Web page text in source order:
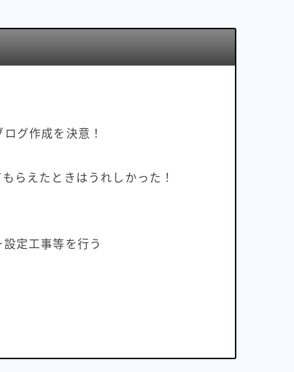
グ作成を決意！
らえたときはうれしかった！
定工事等を行う